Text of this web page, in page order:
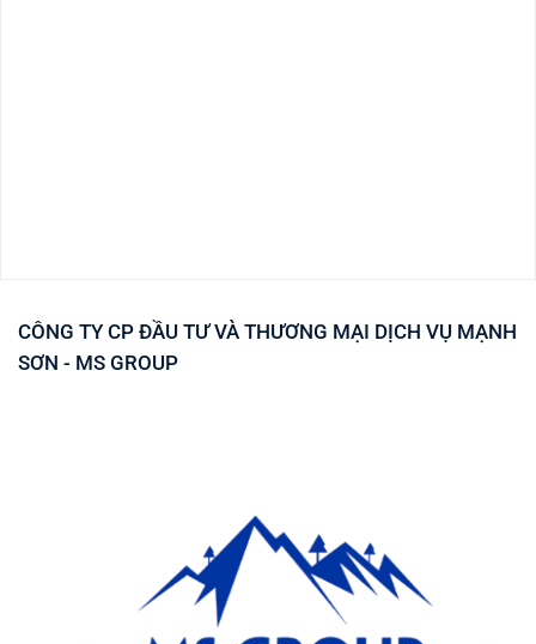
CÔNG TY CP ĐẦU TƯ VÀ THƯƠNG MẠI DỊCH VỤ MẠNH
SƠN - MS GROUP